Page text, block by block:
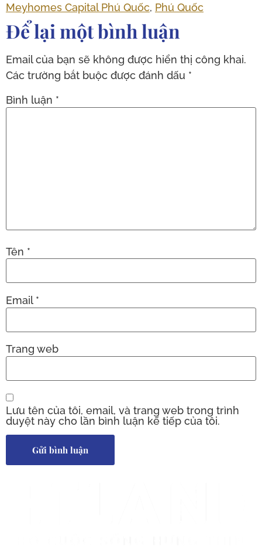
Meyhomes Capital Phú Quốc, Phú Quốc
Để lại một bình luận
Email của bạn sẽ không được hiển thị công khai.
Các trường bắt buộc được đánh dấu *
Bình luận *
Tên *
Email *
Trang web
Lưu tên của tôi, email, và trang web trong trình
duyệt này cho lần bình luận kế tiếp của tôi.